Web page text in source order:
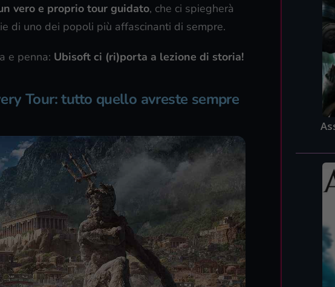
vero e proprio tour guidato, che ci spiegherà
di uno dei popoli più affascinanti di sempre.
e penna: Ubisoft ci (ri)porta a lezione di storia!
Tour: tutto quello avreste sempre